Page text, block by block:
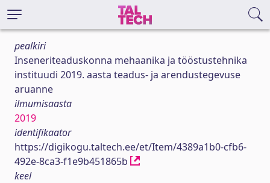
pealkiri
Inseneriteaduskonna mehaanika ja tööstustehnika
instituudi 2019. aasta teadus- ja arendustegevuse
aruanne
ilmumisaasta
2019
identifikaator
https://digikogu.taltech.ee/et/Item/4389a1b0-cfb6-
492e-8ca3-f1e9b451865b
keel